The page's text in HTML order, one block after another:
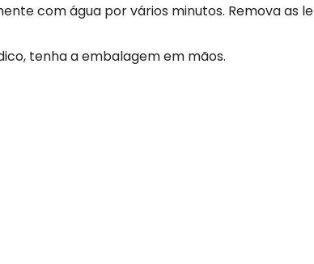
com água por vários minutos. Remova
tenha a embalagem em mãos.